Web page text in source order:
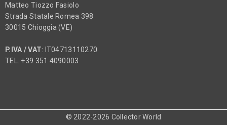
Matteo Tiozzo Fasiolo
Strada Statale Romea 398
30015 Chioggia (VE)
P.IVA / VAT: IT04713110270
TEL. +39 351 4090003
© 2022-2026 Collector World